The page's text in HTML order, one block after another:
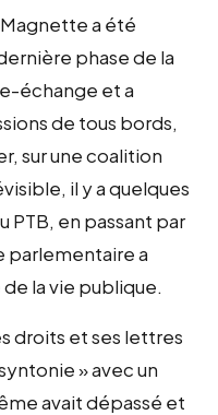
Magnette a été
phase de la
échange et a
de tous bords,
sur une coalition
il y a quelques
PTB, en passant par
parlementaire a
la vie publique.
droits et ses lettres
» avec un
avait dépassé et